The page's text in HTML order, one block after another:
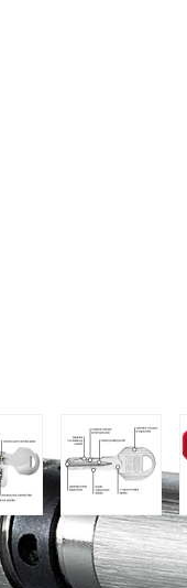
View larger imageView